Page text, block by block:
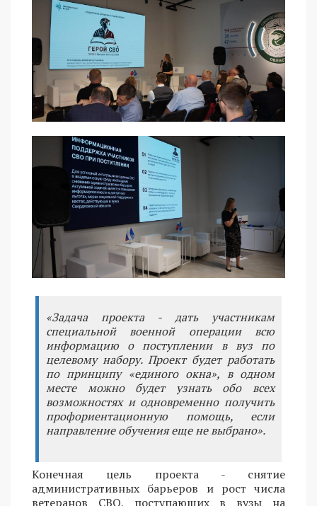
«Задача проекта - дать участникам
специальной военной операции всю
информацию о поступлении в вуз по
целевому набору. Проект будет работать
по принципу «единого окна», в одном
месте можно будет узнать обо всех
возможностях и одновременно получить
профориентационную помощь, если
направление обучения еще не выбрано».
Конечная цель проекта - снятие
административных барьеров и рост числа
ветеранов СВО, поступающих в вузы на